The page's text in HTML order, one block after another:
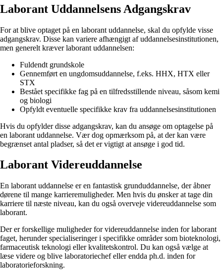
Laborant Uddannelsens Adgangskrav
For at blive optaget på en laborant uddannelse, skal du opfylde visse
adgangskrav. Disse kan variere afhængigt af uddannelsesinstitutionen,
men generelt kræver laborant uddannelsen:
Fuldendt grundskole
Gennemført en ungdomsuddannelse, f.eks. HHX, HTX eller
STX
Bestået specifikke fag på en tilfredsstillende niveau, såsom kemi
og biologi
Opfyldt eventuelle specifikke krav fra uddannelsesinstitutionen
Hvis du opfylder disse adgangskrav, kan du ansøge om optagelse på
en laborant uddannelse. Vær dog opmærksom på, at der kan være
begrænset antal pladser, så det er vigtigt at ansøge i god tid.
Laborant Videreuddannelse
En laborant uddannelse er en fantastisk grunduddannelse, der åbner
dørene til mange karrieremuligheder. Men hvis du ønsker at tage din
karriere til næste niveau, kan du også overveje videreuddannelse som
laborant.
Der er forskellige muligheder for videreuddannelse inden for laborant
faget, herunder specialiseringer i specifikke områder som bioteknologi,
farmaceutisk teknologi eller kvalitetskontrol. Du kan også vælge at
læse videre og blive laboratoriechef eller endda ph.d. inden for
laboratorieforskning.